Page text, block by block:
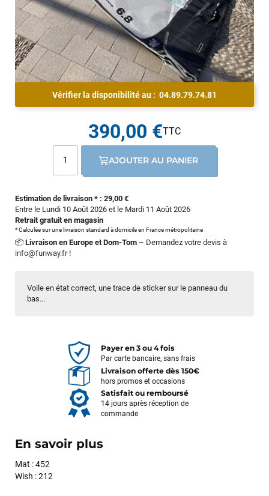
Voile en état correct, une trace de sticker sur le panneau du
bas...
Vérifier la disponibilité au : 04.89.79.74.81
Estimation de livraison * : 29,00 €
Entre le Lundi 10 Août 2026 et le Mardi 11 Août 2026
Retrait gratuit en magasin
* Calculée sur une livraison standard à domicile en France métropolitaine
📦 Livraison en Europe et Dom-Tom – Demandez votre devis à
info@funway.fr!
390,00 €
AJOUTER AU PANIER
Payer en 3 ou 4 fois
Par carte bancaire, sans frais
Livraison offerte dès 150€
hors promos et occasions
Satisfait ou remboursé
14 jours après réception de
commande
En savoir plus
Mat : 452
Wish : 212